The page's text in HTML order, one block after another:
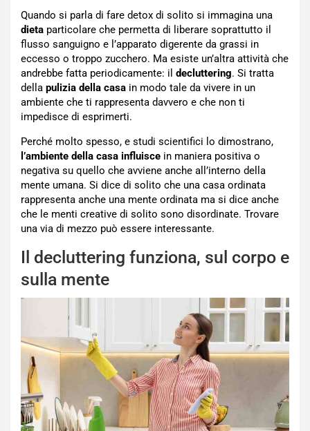
Quando si parla di fare detox di solito si immagina una
dieta particolare che permetta di liberare soprattutto il
flusso sanguigno e l’apparato digerente da grassi in
eccesso o troppo zucchero. Ma esiste un’altra attività che
andrebbe fatta periodicamente: il decluttering. Si tratta
della pulizia della casa in modo tale da vivere in un
ambiente che ti rappresenta davvero e che non ti
impedisce di esprimerti.
Perché molto spesso, e studi scientifici lo dimostrano,
l’ambiente della casa influisce in maniera positiva o
negativa su quello che avviene anche all’interno della
mente umana. Si dice di solito che una casa ordinata
rappresenta anche una mente ordinata ma si dice anche
che le menti creative di solito sono disordinate. Trovare
una via di mezzo può essere interessante.
Il decluttering funziona, sul corpo e
sulla mente